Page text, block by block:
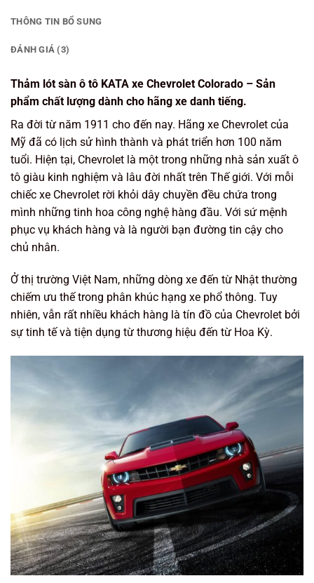
THÔNG TIN BỔ SUNG
ĐÁNH GIÁ (3)
Thảm lót sàn ô tô KATA xe Chevrolet Colorado – Sản
phẩm chất lượng dành cho hãng xe danh tiếng.
Ra đời từ năm 1911 cho đến nay. Hãng xe Chevrolet của
Mỹ đã có lịch sử hình thành và phát triển hơn 100 năm
tuổi. Hiện tại, Chevrolet là một trong những nhà sản xuất ô
tô giàu kinh nghiệm và lâu đời nhất trên Thế giới. Với mỗi
chiếc xe Chevrolet rời khỏi dây chuyền đều chứa trong
mình những tinh hoa công nghệ hàng đầu. Với sứ mệnh
phục vụ khách hàng và là người bạn đường tin cậy cho
chủ nhân.
Ở thị trường Việt Nam, những dòng xe đến từ Nhật thường
chiếm ưu thế trong phân khúc hạng xe phổ thông. Tuy
nhiên, vẫn rất nhiều khách hàng là tín đồ của Chevrolet bởi
sự tinh tế và tiện dụng từ thương hiệu đến từ Hoa Kỳ.